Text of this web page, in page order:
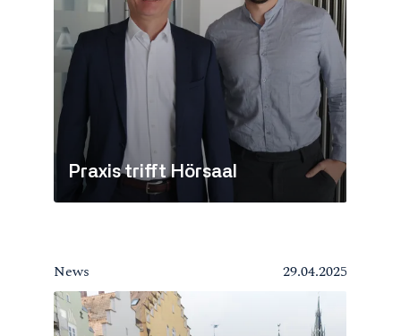
Praxis trifft Hörsaal
News 29.04.2025